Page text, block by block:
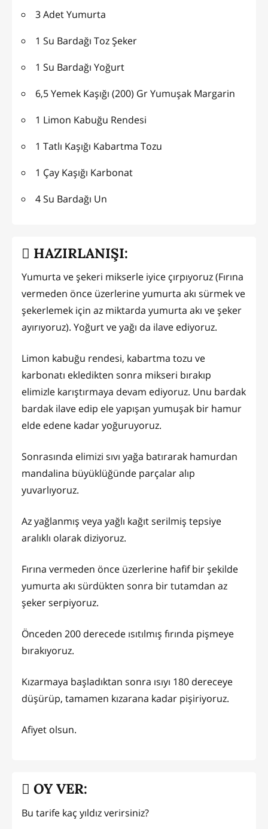
3 Adet Yumurta
1 Su Bardağı Toz Şeker
1 Su Bardağı Yoğurt
6,5 Yemek Kaşığı (200) Gr Yumuşak Margarin
1 Limon Kabuğu Rendesi
1 Tatlı Kaşığı Kabartma Tozu
1 Çay Kaşığı Karbonat
4 Su Bardağı Un
HAZIRLANIŞI:
Yumurta ve şekeri mikserle iyice çırpıyoruz (Fırına
vermeden önce üzerlerine yumurta akı sürmek ve
şekerlemek için az miktarda yumurta akı ve şeker
ayırıyoruz). Yoğurt ve yağı da ilave ediyoruz.
Limon kabuğu rendesi, kabartma tozu ve
karbonatı ekledikten sonra mikseri bırakıp
elimizle karıştırmaya devam ediyoruz. Unu bardak
bardak ilave edip ele yapışan yumuşak bir hamur
elde edene kadar yoğuruyoruz.
Sonrasında elimizi sıvı yağa batırarak hamurdan
mandalina büyüklüğünde parçalar alıp
yuvarlıyoruz.
Az yağlanmış veya yağlı kağıt serilmiş tepsiye
aralıklı olarak diziyoruz.
Fırına vermeden önce üzerlerine hafif bir şekilde
yumurta akı sürdükten sonra bir tutamdan az
şeker serpiyoruz.
Önceden 200 derecede ısıtılmış fırında pişmeye
bırakıyoruz.
Kızarmaya başladıktan sonra ısıyı 180 dereceye
düşürüp, tamamen kızarana kadar pişiriyoruz.
Afiyet olsun.
OY VER:
Bu tarife kaç yıldız verirsiniz?